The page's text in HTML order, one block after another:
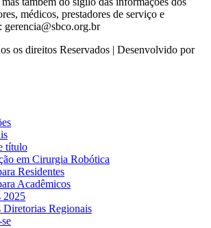
médicos, prestadores de serviço e
gerencia@sbco.org.br
os direitos Reservados | Desenvolvido por
título
em Cirurgia Robótica
Residentes
Acadêmicos
2025
Diretorias Regionais